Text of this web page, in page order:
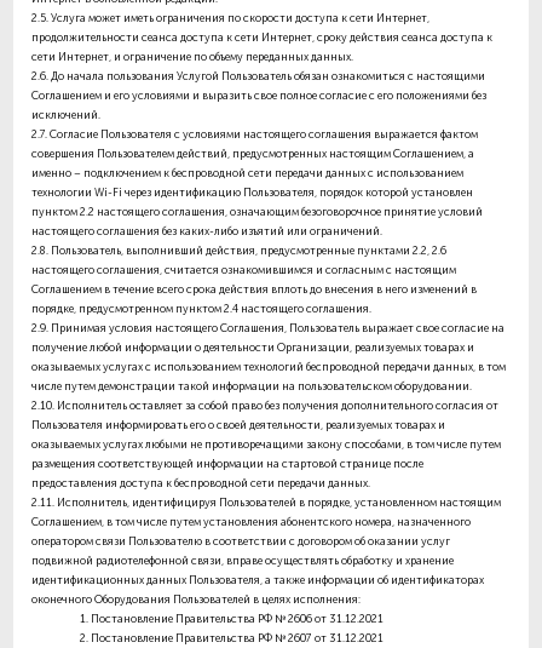
2.5. Услуга может иметь ограничения по скорости доступа к сети Интернет,
продолжительности сеанса доступа к сети Интернет, сроку действия сеанса доступа к
сети Интернет, и ограничение по объему переданных данных.
2.6. До начала пользования Услугой Пользователь обязан ознакомиться с настоящими
Соглашением и его условиями и выразить свое полное согласие с его положениями без
исключений.
2.7. Согласие Пользователя с условиями настоящего соглашения выражается фактом
совершения Пользователем действий, предусмотренных настоящим Соглашением, а
именно – подключением к беспроводной сети передачи данных с использованием
технологии Wi-Fi через идентификацию Пользователя, порядок которой установлен
пунктом 2.2 настоящего соглашения, означающим безоговорочное принятие условий
настоящего соглашения без каких-либо изъятий или ограничений.
2.8.
Пользователь, выполнивший действия, предусмотренные пунктами 2.2, 2.6
настоящего соглашения, считается ознакомившимся и согласным с настоящим
Соглашением в течение всего срока действия вплоть до внесения в него изменений в
порядке, предусмотренном пунктом 2.4 настоящего соглашения.
2.9. Принимая условия настоящего Соглашения, Пользователь выражает свое согласие на
получение любой информации о деятельности Организации, реализуемых товарах и
оказываемых услугах с использованием технологий беспроводной передачи данных, в том
числе путем демонстрации такой информации на пользовательском оборудовании.
2.10. Исполнитель оставляет за собой право без получения дополнительного согласия от
Пользователя информировать его о своей деятельности, реализуемых товарах и
оказываемых услугах любыми не противоречащими закону способами, в том числе путем
размещения соответствующей информации на стартовой странице после
предоставления доступа к беспроводной сети передачи данных.
2.11.
Исполнитель, идентифицируя Пользователей в порядке, установленном настоящим
Соглашением, в том числе путем установления абонентского номера, назначенного
оператором связи Пользователю в соответствии с договором об оказании услуг
подвижной радиотелефонной связи, вправе осуществлять обработку и хранение
идентификационных данных Пользователя, а также информации об идентификаторах
оконечного Оборудования Пользователей в целях исполнения:
1. Постановление Правительства РФ № 2606 от 31.12.2021
2. Постановление Правительства РФ № 2607 от 31.12.2021